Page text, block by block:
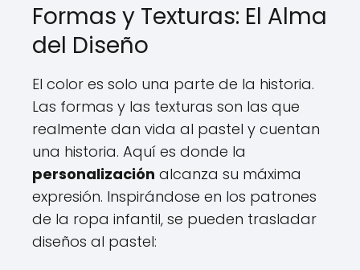
Formas y Texturas: El Alma
del Diseño
El color es solo una parte de la historia.
Las formas y las texturas son las que
realmente dan vida al pastel y cuentan
una historia. Aquí es donde la
personalización alcanza su máxima
expresión. Inspirándose en los patrones
de la ropa infantil, se pueden trasladar
diseños al pastel: